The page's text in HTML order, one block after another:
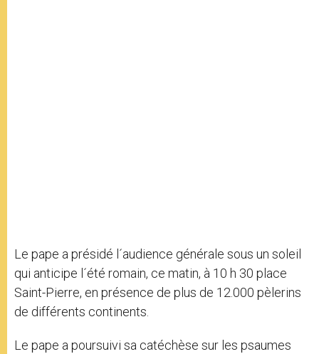
Le pape a présidé l´audience générale sous un soleil
qui anticipe l´été romain, ce matin, à 10 h 30 place
Saint-Pierre, en présence de plus de 12.000 pèlerins
de différents continents.
Le pape a poursuivi sa catéchèse sur les psaumes